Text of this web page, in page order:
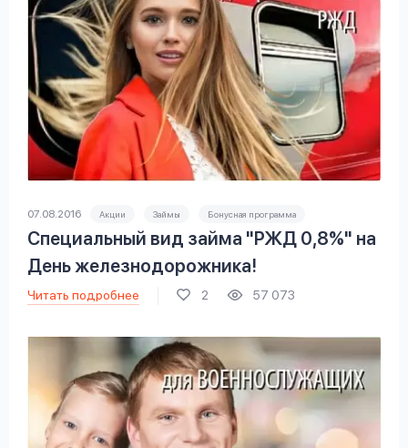
07.08.2016 Акции Займы Бонусная программа
Специальный вид займа "РЖД 0,8%" на
День железнодорожника!
Читать подробнее 2 57 073